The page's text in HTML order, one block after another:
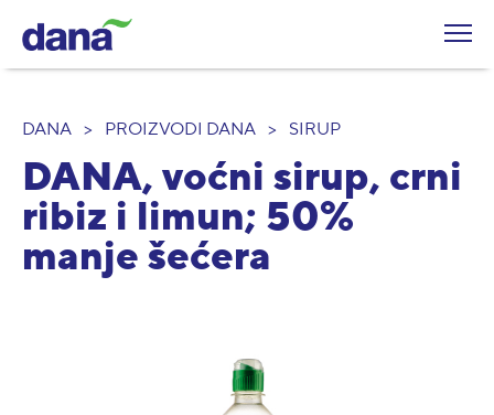
DANA > PROIZVODI DANA > SIRUP
DANA, voćni sirup, crni
ribiz i limun; 50%
manje šećera